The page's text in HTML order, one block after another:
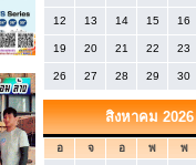
12 13 14 15 16
19 20 21 22 23
26 27 28 29 30
สิงหาคม 2026
อ จ อ พ พ